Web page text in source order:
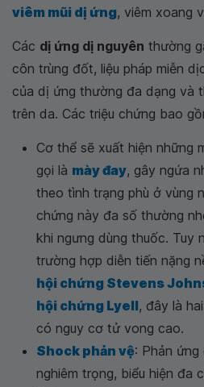
viêm mũi dị ứng, viêm xoang
Các dị ứng dị nguyên thường
côn trùng đốt, liệu pháp miễn
của dị ứng thường đa dạng và
trên da. Các triệu chứng bao
Cơ thể sẽ xuất hiện những
gọi là mày đay, gây ngứa
theo tình trạng phù ở vùng
chứng này đa số thường
khi ngưng dùng thuốc. Tuy
trường hợp diễn tiến nặng
hội chứng Stevens
hội chứng Lyell, đây là
có nguy cơ tử vong cao.
Shock phản vệ: Phản
nghiêm trọng, biểu hiện đa